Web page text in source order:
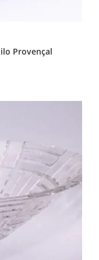
Provençal